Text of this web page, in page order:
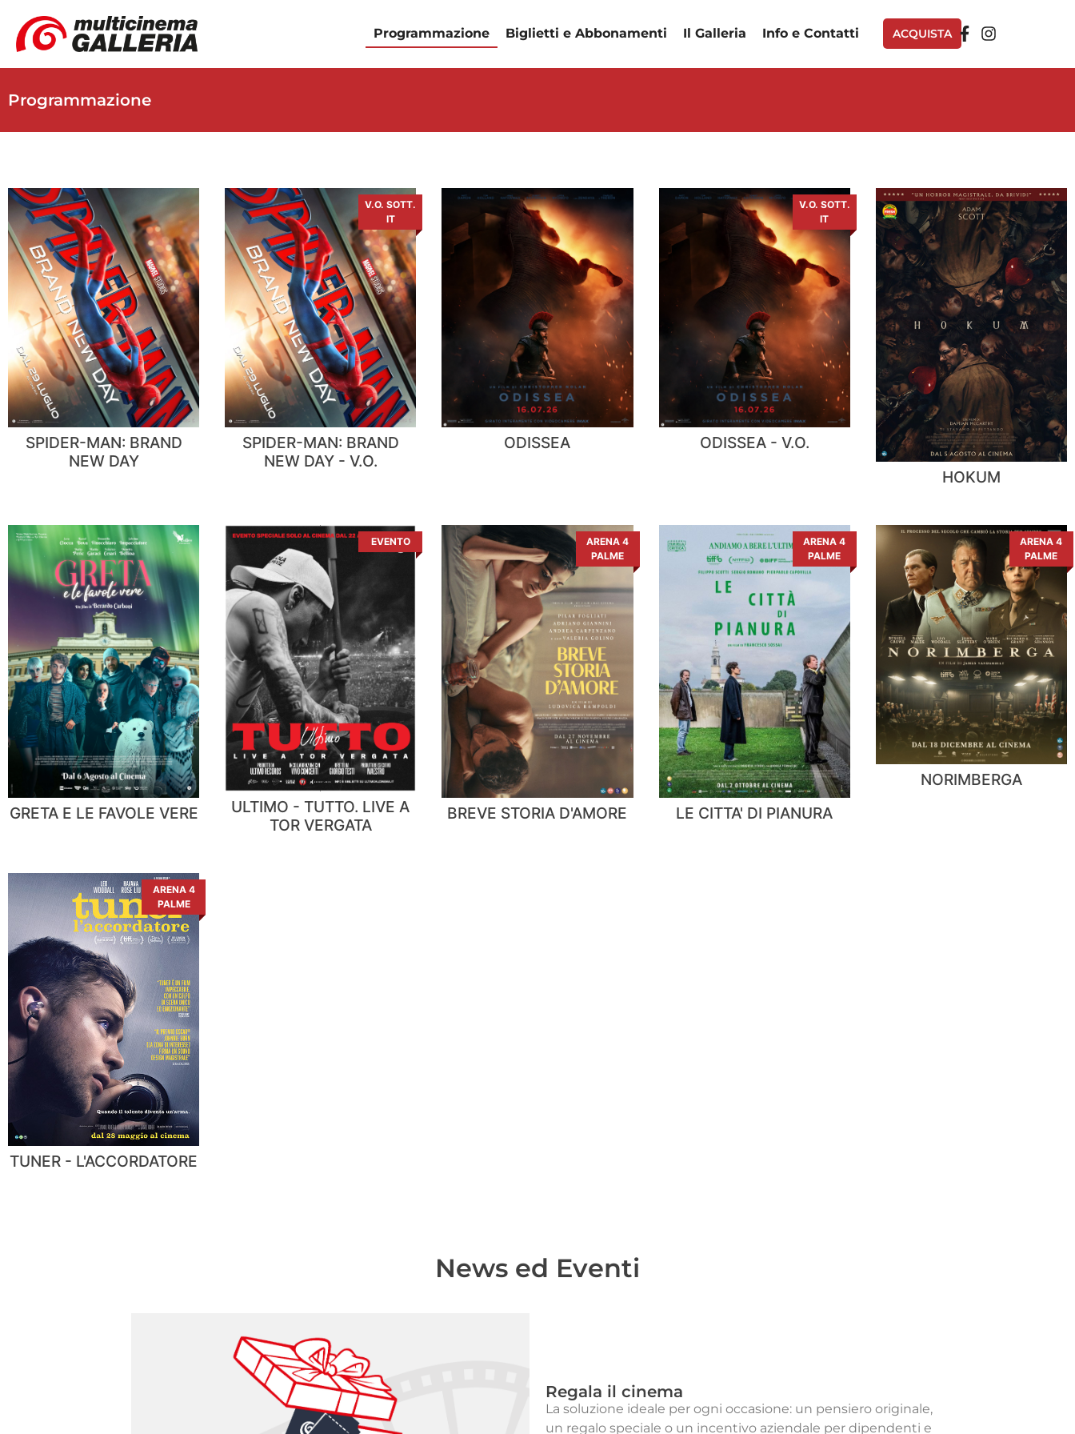
Programmazione Biglietti e Abbonamenti Il Galleria Info e Contatti ACQUISTA
Programmazione
SPIDER-MAN: BRAND
NEW DAY
SPIDER-MAN: BRAND
NEW DAY - V.O.
V.O. SOTT.
IT
ODISSEA ODISSEA - V.O.
V.O. SOTT.
IT
HOKUM
GRETA E LE FAVOLE VERE
ULTIMO - TUTTO. LIVE A
TOR VERGATA
EVENTO
BREVE STORIA D'AMORE
ARENA 4
PALME
LE CITTA' DI PIANURA
ARENA 4
PALME
NORIMBERGA
ARENA 4
PALME
TUNER - L'ACCORDATORE
ARENA 4
PALME
News ed Eventi
Original Version